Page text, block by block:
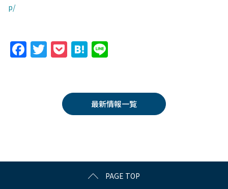
p/
F
k
T
er
P
k
et
H
n
a
最新情報一覧
PAGE TOP